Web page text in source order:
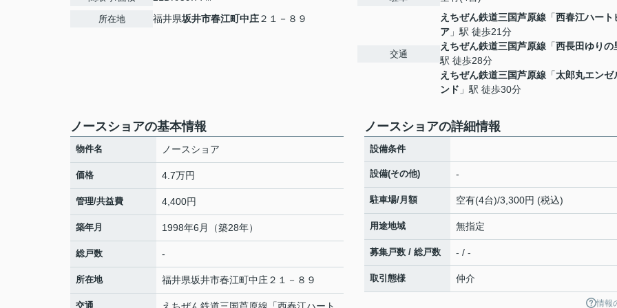
所在地 福井県坂井市春江町中庄２１－８９
交通
えちぜん鉄道三国芦原線 「西春江ハート
ア 」駅 徒歩21分
えちぜん鉄道三国芦原線 「西長田ゆりの
駅 徒歩28分
えちぜん鉄道三国芦原線 「太郎丸エンゼ
ンド 」駅 徒歩30分
ノースショアの基本情報
物件名 ノースショア
価格 4.7万円
管理/共益費 4,400円
築年月 1998年6月（築28年）
総戸数 -
所在地 福井県坂井市春江町中庄２１－８９
交通
ノースショアの詳細情報
設備条件
設備(その他) -
駐車場/月額 空有(4台)/3,300円 (税込)
用途地域 無指定
募集戸数 / 総戸数 - / -
取引態様 仲介
情報